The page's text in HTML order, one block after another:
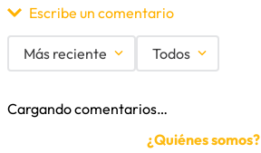
Escribe un comentario
Más reciente Todos
Cargando comentarios…
¿Quiénes somos?